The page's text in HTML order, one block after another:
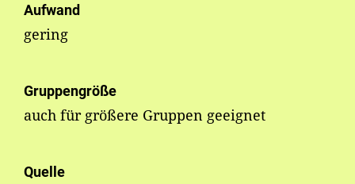
Aufwand
gering
Gruppengröße
auch für größere Gruppen geeignet
Quelle